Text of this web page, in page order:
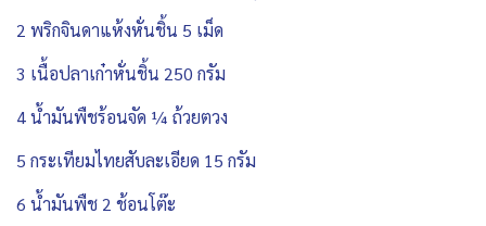
2 พริกจินดาแห้งหั่นชิ้น 5 เม็ด
3 เนื้อปลาเก๋าหั่นชิ้น 250 กรัม
4 น้ำมันพืชร้อนจัด ¼ ถ้วยตวง
5 กระเทียมไทยสับละเอียด 15 กรัม
6 น้ำมันพืช 2 ช้อนโต๊ะ